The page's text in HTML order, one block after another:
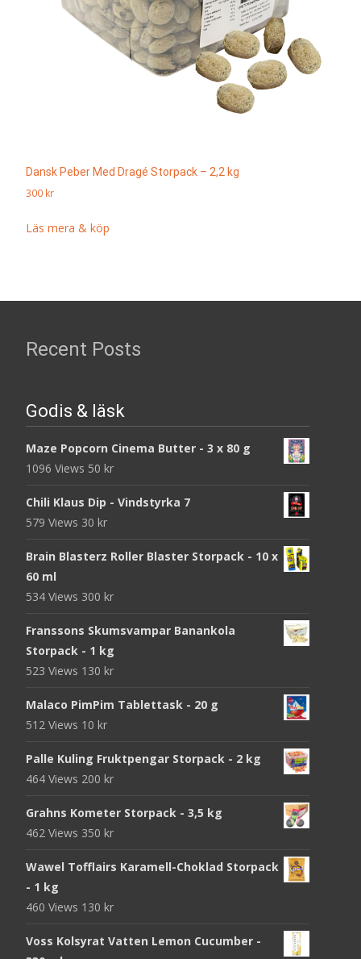
Dansk Peber Med Dragé Storpack – 2,2 kg
300 kr
Läs mera & köp
Recent Posts
Godis & läsk
Maze Popcorn Cinema Butter - 3 x 80 g
1096 Views 50 kr
Chili Klaus Dip - Vindstyrka 7
579 Views 30 kr
Brain Blasterz Roller Blaster Storpack - 10 x
60 ml
534 Views 300 kr
Franssons Skumsvampar Banankola
Storpack - 1 kg
523 Views 130 kr
Malaco PimPim Tablettask - 20 g
512 Views 10 kr
Palle Kuling Fruktpengar Storpack - 2 kg
464 Views 200 kr
Grahns Kometer Storpack - 3,5 kg
462 Views 350 kr
Wawel Tofflairs Karamell-Choklad Storpack
- 1 kg
460 Views 130 kr
Voss Kolsyrat Vatten Lemon Cucumber -